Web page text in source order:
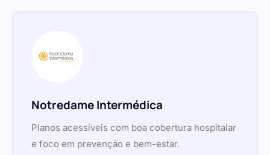
Notredame Intermédica
Planos acessíveis com boa cobertura hospitalar
e foco em prevenção e bem-estar.